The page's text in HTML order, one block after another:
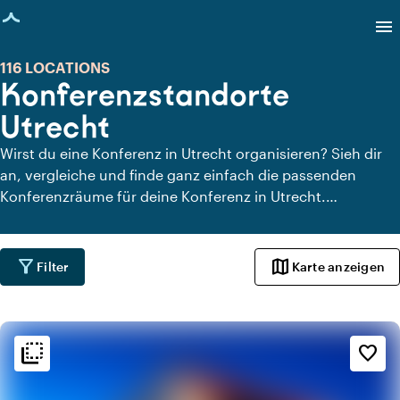
geladen
menu
Konferenzstandorte
Utrecht
116 LOCATIONS
Wirst du eine Konferenz in Utrecht organisieren? Sieh dir
an, vergleiche und finde ganz einfach die passenden
Konferenzräume für deine Konferenz in Utrecht.
Konferenzort in Utrecht zu finden. Unten findest du die
Konferenzräume in Utrecht.
filter_alt Filter map Karte anzeigen
flip_to_back favorite_border
flip_to_back Ambiente und Ästhetik
info
Bunt